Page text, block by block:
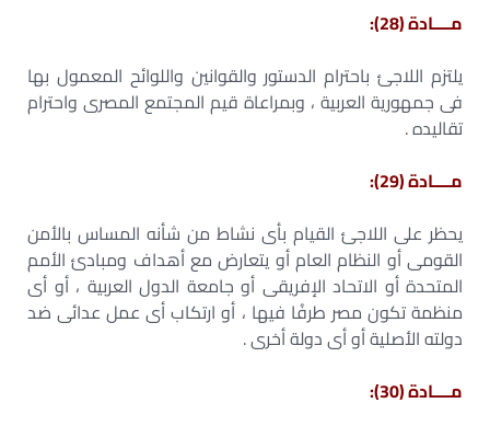
مــــادة (28):
يلتزم اللاجئ باحترام الدستور والقوانين واللوائح المعمول بها
فى جمهورية العربية ، وبمراعاة قيم المجتمع المصرى واحترام
تقاليده .
مــــادة (29):
يحظر على اللاجئ القيام بأى نشاط من شأنه المساس بالأمن
القومى أو النظام العام أو يتعارض مع أهداف ومبادئ الأمم
المتحدة أو الاتحاد الإفريقى أو جامعة الدول العربية ، أو أى
منظمة تكون مصر طرفُا فيها ، أو ارتكاب أى عمل عدائى ضد
دولته الأصلية أو أى دولة أخرى .
مــــادة (30):